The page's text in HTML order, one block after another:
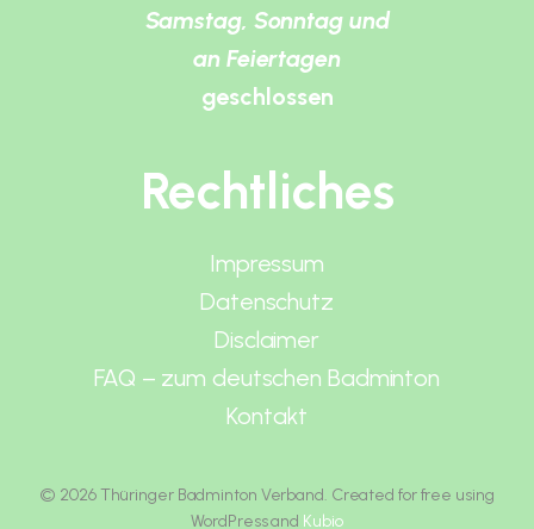
Samstag, Sonntag und
an Feiertagen
geschlossen
Rechtliches
Impressum
Datenschutz
Disclaimer
FAQ – zum deutschen Badminton
Kontakt
© 2026 Thüringer Badminton Verband. Created for free using
WordPress and Kubio